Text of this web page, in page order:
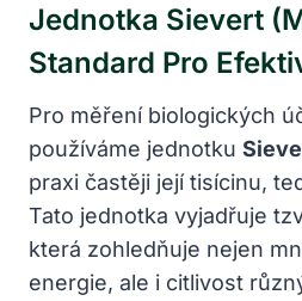
Jednotka Sievert
Standard Pro
Pro měření biologických
používáme jednotku
praxi častěji její tisícinu,
Tato jednotka vyjadřuje
která zohledňuje nejen
energie, ale i citlivost